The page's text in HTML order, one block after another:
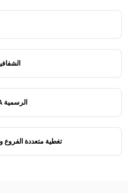
تشخيص بأجهزة ISTA الرسمية
تغطية متعددة الفروع